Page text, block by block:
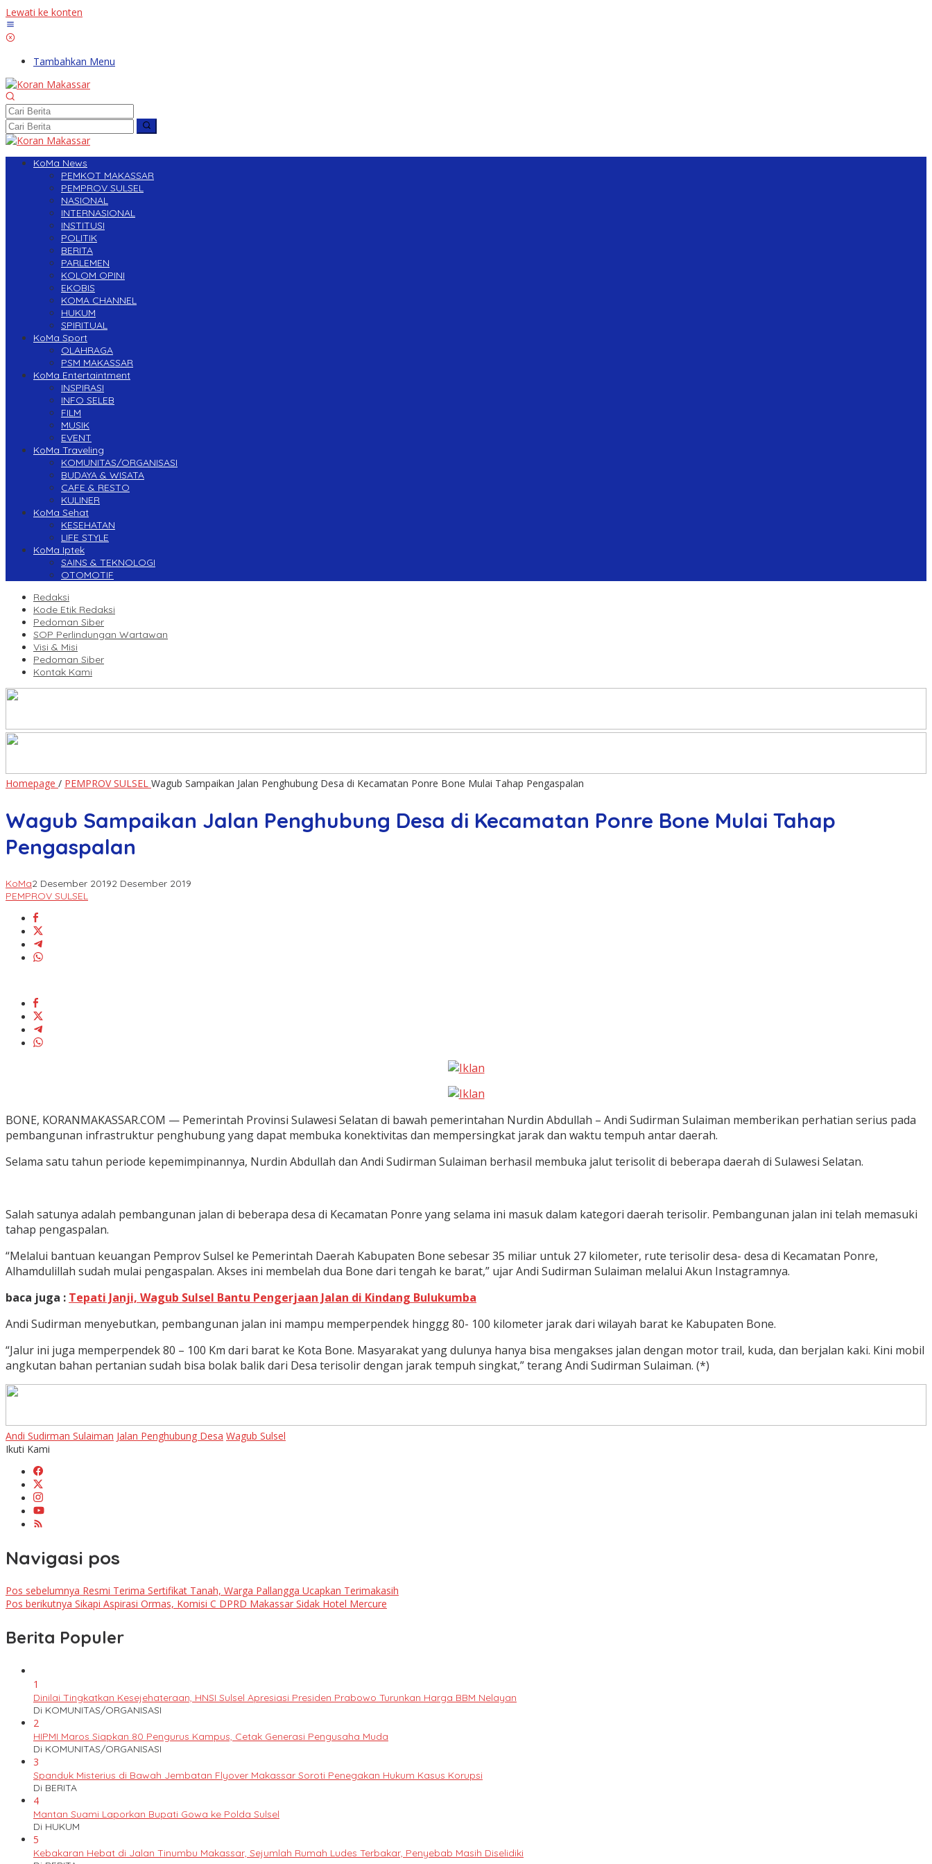
Lewati ke konten
Tambahkan Menu
KoMa News
PEMKOT MAKASSAR
PEMPROV SULSEL
NASIONAL
INTERNASIONAL
INSTITUSI
POLITIK
BERITA
PARLEMEN
KOLOM OPINI
EKOBIS
KOMA CHANNEL
HUKUM
SPIRITUAL
KoMa Sport
OLAHRAGA
PSM MAKASSAR
KoMa Entertaintment
INSPIRASI
INFO SELEB
FILM
MUSIK
EVENT
KoMa Traveling
KOMUNITAS/ORGANISASI
BUDAYA & WISATA
CAFE & RESTO
KULINER
KoMa Sehat
KESEHATAN
LIFE STYLE
KoMa Iptek
SAINS & TEKNOLOGI
OTOMOTIF
Redaksi
Kode Etik Redaksi
Pedoman Siber
SOP Perlindungan Wartawan
Visi & Misi
Pedoman Siber
Kontak Kami
Homepage / PEMPROV SULSEL Wagub Sampaikan Jalan Penghubung Desa di Kecamatan Ponre Bone Mulai Tahap Pengaspalan
Wagub Sampaikan Jalan Penghubung Desa di Kecamatan Ponre Bone Mulai Tahap
Pengaspalan
KoMa2 Desember 20192 Desember 2019
PEMPROV SULSEL
BONE, KORANMAKASSAR.COM — Pemerintah Provinsi Sulawesi Selatan di bawah pemerintahan Nurdin Abdullah – Andi Sudirman Sulaiman memberikan perhatian serius pada
pembangunan infrastruktur penghubung yang dapat membuka konektivitas dan mempersingkat jarak dan waktu tempuh antar daerah.
Selama satu tahun periode kepemimpinannya, Nurdin Abdullah dan Andi Sudirman Sulaiman berhasil membuka jalut terisolit di beberapa daerah di Sulawesi Selatan.
Salah satunya adalah pembangunan jalan di beberapa desa di Kecamatan Ponre yang selama ini masuk dalam kategori daerah terisolir. Pembangunan jalan ini telah memasuki
tahap pengaspalan.
“Melalui bantuan keuangan Pemprov Sulsel ke Pemerintah Daerah Kabupaten Bone sebesar 35 miliar untuk 27 kilometer, rute terisolir desa- desa di Kecamatan Ponre,
Alhamdulillah sudah mulai pengaspalan. Akses ini membelah dua Bone dari tengah ke barat,” ujar Andi Sudirman Sulaiman melalui Akun Instagramnya.
baca juga : Tepati Janji, Wagub Sulsel Bantu Pengerjaan Jalan di Kindang Bulukumba
Andi Sudirman menyebutkan, pembangunan jalan ini mampu memperpendek hinggg 80- 100 kilometer jarak dari wilayah barat ke Kabupaten Bone.
“Jalur ini juga memperpendek 80 – 100 Km dari barat ke Kota Bone. Masyarakat yang dulunya hanya bisa mengakses jalan dengan motor trail, kuda, dan berjalan kaki. Kini mobil
angkutan bahan pertanian sudah bisa bolak balik dari Desa terisolir dengan jarak tempuh singkat,” terang Andi Sudirman Sulaiman. (*)
Andi Sudirman Sulaiman Jalan Penghubung Desa Wagub Sulsel
Ikuti Kami
Navigasi pos
Pos sebelumnya Resmi Terima Sertifikat Tanah, Warga Pallangga Ucapkan Terimakasih
Pos berikutnya Sikapi Aspirasi Ormas, Komisi C DPRD Makassar Sidak Hotel Mercure
Berita Populer
1
Dinilai Tingkatkan Kesejehateraan, HNSI Sulsel Apresiasi Presiden Prabowo Turunkan Harga BBM Nelayan
Di KOMUNITAS/ORGANISASI
2
HIPMI Maros Siapkan 80 Pengurus Kampus, Cetak Generasi Pengusaha Muda
Di KOMUNITAS/ORGANISASI
3
Spanduk Misterius di Bawah Jembatan Flyover Makassar Soroti Penegakan Hukum Kasus Korupsi
Di BERITA
4
Mantan Suami Laporkan Bupati Gowa ke Polda Sulsel
Di HUKUM
5
Kebakaran Hebat di Jalan Tinumbu Makassar, Sejumlah Rumah Ludes Terbakar, Penyebab Masih Diselidiki